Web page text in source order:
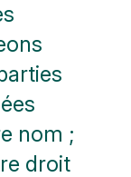
nom ;
droit